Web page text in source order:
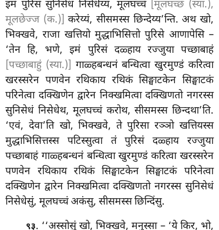
इमं पुरिसं सुनिसेधं निसेधेय्यं, मूलघच्चं [मूलघच्छं (स्या.),
मूलछेज्ज (क.)] करेय्यं, सीसमस्स छिन्देय्य’न्ति. अथ खो,
भिक्खवे, राजा खत्तियो मुद्धाभिसित्तो पुरिसे आणापेसि –
‘तेन हि, भणे, इमं पुरिसं दळ्हाय रज्जुया पच्छाबाहं
[पच्छाबाहुं (स्या.)] गाळ्हबन्धनं बन्धित्वा खुरमुण्डं करित्वा
खरस्सरेन पणवेन रथिकाय रथिकं सिङ्घाटकेन सिङ्घाटकं
परिनेत्वा दक्खिणेन द्वारेन निक्खमित्वा दक्खिणतो नगरस्स
सुनिसेधं निसेधेथ, मूलघच्चं करोथ, सीसमस्स छिन्दथा’ति.
‘एवं, देवा’ति खो, भिक्खवे, ते पुरिसा रञ्ञो खत्तियस्स
मुद्धाभिसित्तस्स पटिस्सुत्वा तं पुरिसं दळ्हाय रज्जुया
पच्छाबाहं गाळ्हबन्धनं बन्धित्वा खुरमुण्डं करित्वा खरस्सरेन
पणवेन रथिकाय रथिकं सिङ्घाटकेन सिङ्घाटकं परिनेत्वा
दक्खिणेन द्वारेन निक्खमित्वा दक्खिणतो नगरस्स सुनिसेधं
निसेधेसुं, मूलघच्चं अकंसु, सीसमस्स छिन्दिंसु.
९३. ‘‘अस्सोसुं खो, भिक्खवे, मनुस्सा – ‘ये किर, भो,